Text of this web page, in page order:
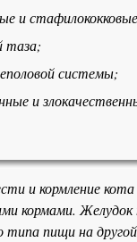
и
таза;
системы;
и
и кормление кота
кормами. Желудок
типа пищи на